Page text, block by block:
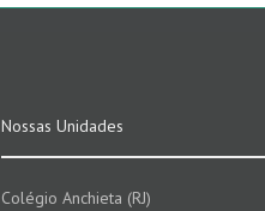
Nossas Unidades
Colégio Anchieta (RJ)